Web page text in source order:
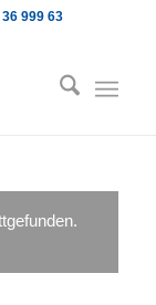
999 63